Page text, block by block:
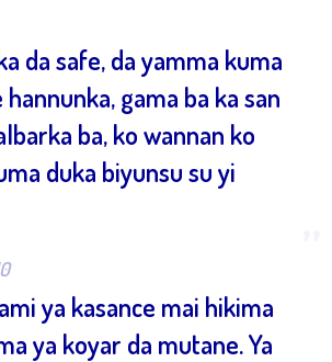
da safe, da yamma kuma
gama ba ka san
ba, ko wannan ko
duka biyunsu su yi
ya kasance mai hikima
ya koyar da mutane. Ya